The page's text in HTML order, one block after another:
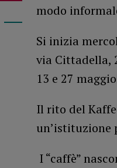
modo
Si inizia
via Cittadella,
13 e 27
Il rito del
un’istituzione
I “caffè”